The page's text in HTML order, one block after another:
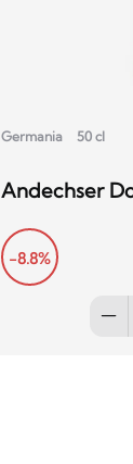
Germania 50 cl
Andechser
-8.8%